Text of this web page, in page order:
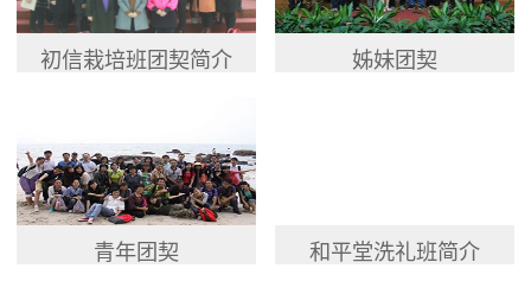
初信栽培班团契简介 姊妹团契
青年团契 和平堂洗礼班简介